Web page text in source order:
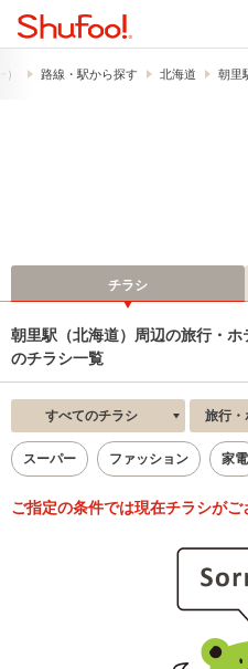
路線・駅から探す 北海道 朝里
チラシ
朝里駅（北海道）周辺の旅行・ホ
のチラシ一覧
すべてのチラシ 旅行
スーパー ファッション 家電
ご指定の条件では現在チラシがご